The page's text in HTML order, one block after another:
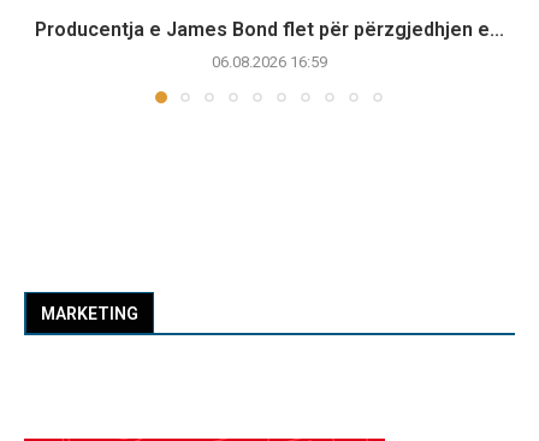
Producentja e James Bond flet për përzgjedhjen e...
06.08.2026 16:59
MARKETING